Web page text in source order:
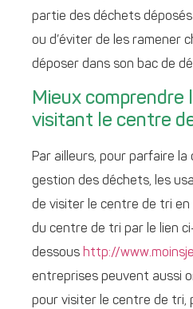
partie des déchets
ou d’éviter de les ramener
déposer dans son bac de
Mieux comprendre
visitant le centre
Par ailleurs, pour parfaire la
gestion des déchets, les
de visiter le centre de tri en
du centre de tri par le lien
dessous http://
entreprises peuvent aussi
pour visiter le centre de tri,